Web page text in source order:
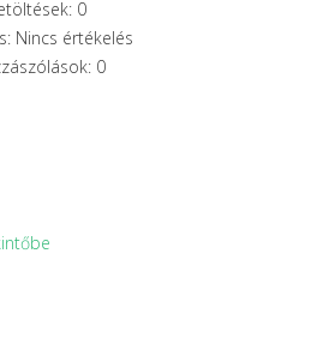
0
Nincs értékelés
0